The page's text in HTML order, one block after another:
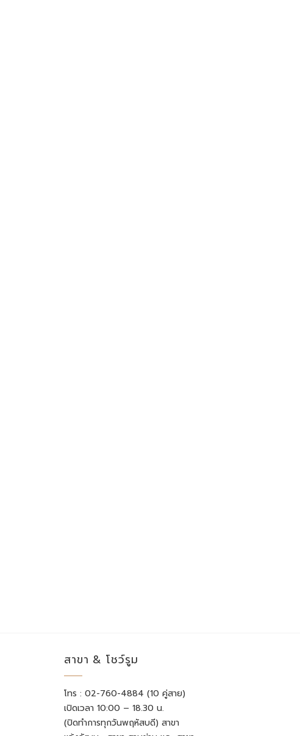
สาขา & โชว์รูม
โทร : 02-760-4884 (10 คู่สาย)
เปิดเวลา 10:00 – 18.30 น.
(ปิดทำการทุกวันพฤหัสบดี) สาขา